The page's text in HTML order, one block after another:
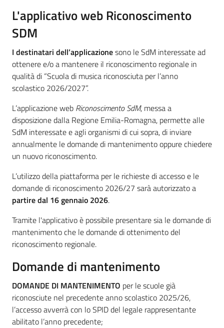
L'applicativo web Riconoscimento
SDM
I destinatari dell’applicazionesono le SdM interessate ad
ottenere e/o a mantenere il riconoscimento regionale in
qualità di “Scuola di musica riconosciuta per l’anno
scolastico 2026/2027”.
L’applicazione web Riconoscimento SdM, messa a
disposizione dalla Regione Emilia-Romagna, permette alle
SdM interessate e agli organismi di cui sopra, di inviare
annualmente le domande di mantenimento oppure chiedere
un nuovo riconoscimento.
L’utilizzo della piattaforma per le richieste di accesso e le
domande di riconoscimento 2026/27 sarà autorizzato a
partire dal 16 gennaio 2026.
Tramite l'applicativo è possibile presentare sia le domande di
mantenimento che le domande di ottenimento del
riconoscimento regionale.
Domande di mantenimento
DOMANDE DI MANTENIMENTO per le scuole già
riconosciute nel precedente anno scolastico 2025/26,
l’accesso avverrà con lo SPID del legale rappresentante
abilitato l’anno precedente;